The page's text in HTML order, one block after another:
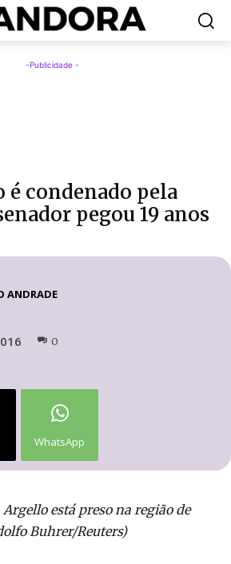
-Publicidade -
é condenado pela
pegou 19 anos
ANDRADE
0
WhatsApp
está preso na região de
Buhrer/Reuters)